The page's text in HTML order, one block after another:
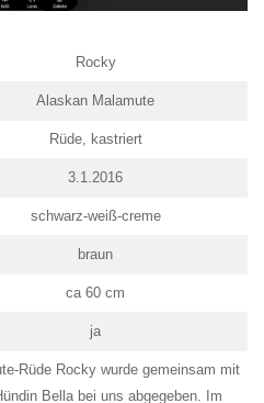
Rocky
Alaskan Malamute
Rüde, kastriert
3.1.2016
schwarz-weiß-creme
braun
ca 60 cm
ja
Rüde Rocky wurde gemeinsam mit
Bella bei uns abgegeben. Im